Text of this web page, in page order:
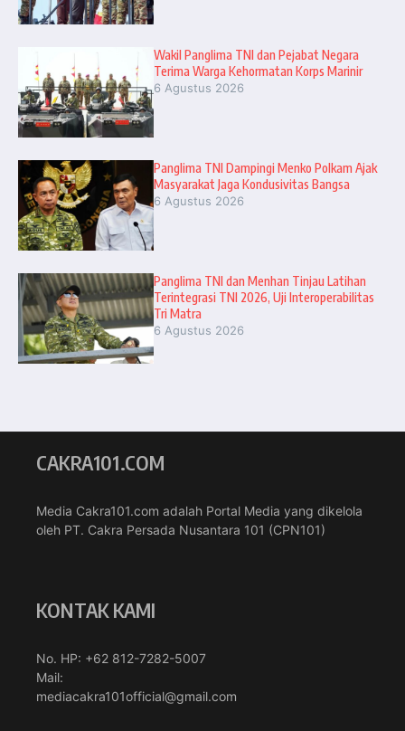
Wakil Panglima TNI dan Pejabat Negara
Terima Warga Kehormatan Korps Marinir
6 Agustus 2026
Panglima TNI Dampingi Menko Polkam Ajak
Masyarakat Jaga Kondusivitas Bangsa
6 Agustus 2026
Panglima TNI dan Menhan Tinjau Latihan
Terintegrasi TNI 2026, Uji Interoperabilitas
Tri Matra
6 Agustus 2026
CAKRA101.COM
Media Cakra101.com adalah Portal Media yang dikelola
oleh PT. Cakra Persada Nusantara 101 (CPN101)
KONTAK KAMI
No. HP: +62 812-7282-5007
Mail:
mediacakra101official@gmail.com